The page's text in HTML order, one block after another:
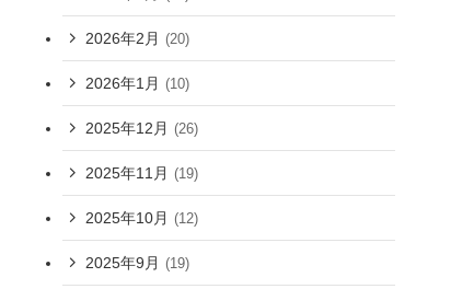
2026年2月 (20)
2026年1月 (10)
2025年12月 (26)
2025年11月 (19)
2025年10月 (12)
2025年9月 (19)